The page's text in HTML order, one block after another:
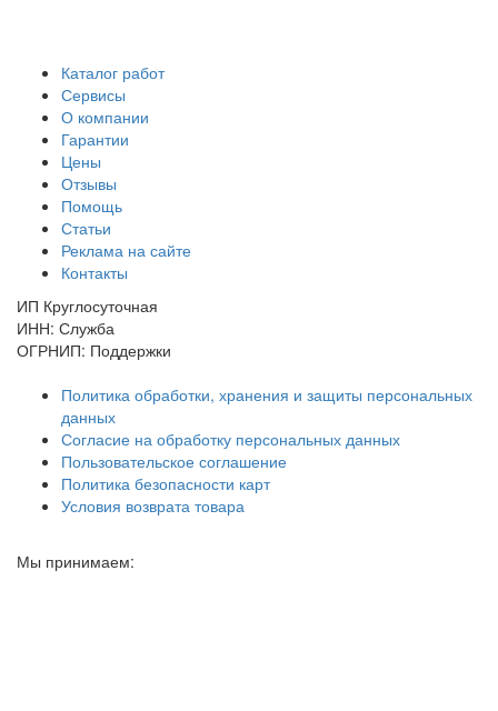
Каталог работ
Сервисы
О компании
Гарантии
Цены
Отзывы
Помощь
Статьи
Реклама на сайте
Контакты
ИП Круглосуточная
ИНН: Служба
ОГРНИП: Поддержки
Политика обработки, хранения и защиты персональных
данных
Согласие на обработку персональных данных
Пользовательское соглашение
Политика безопасности карт
Условия возврата товара
Мы принимаем: